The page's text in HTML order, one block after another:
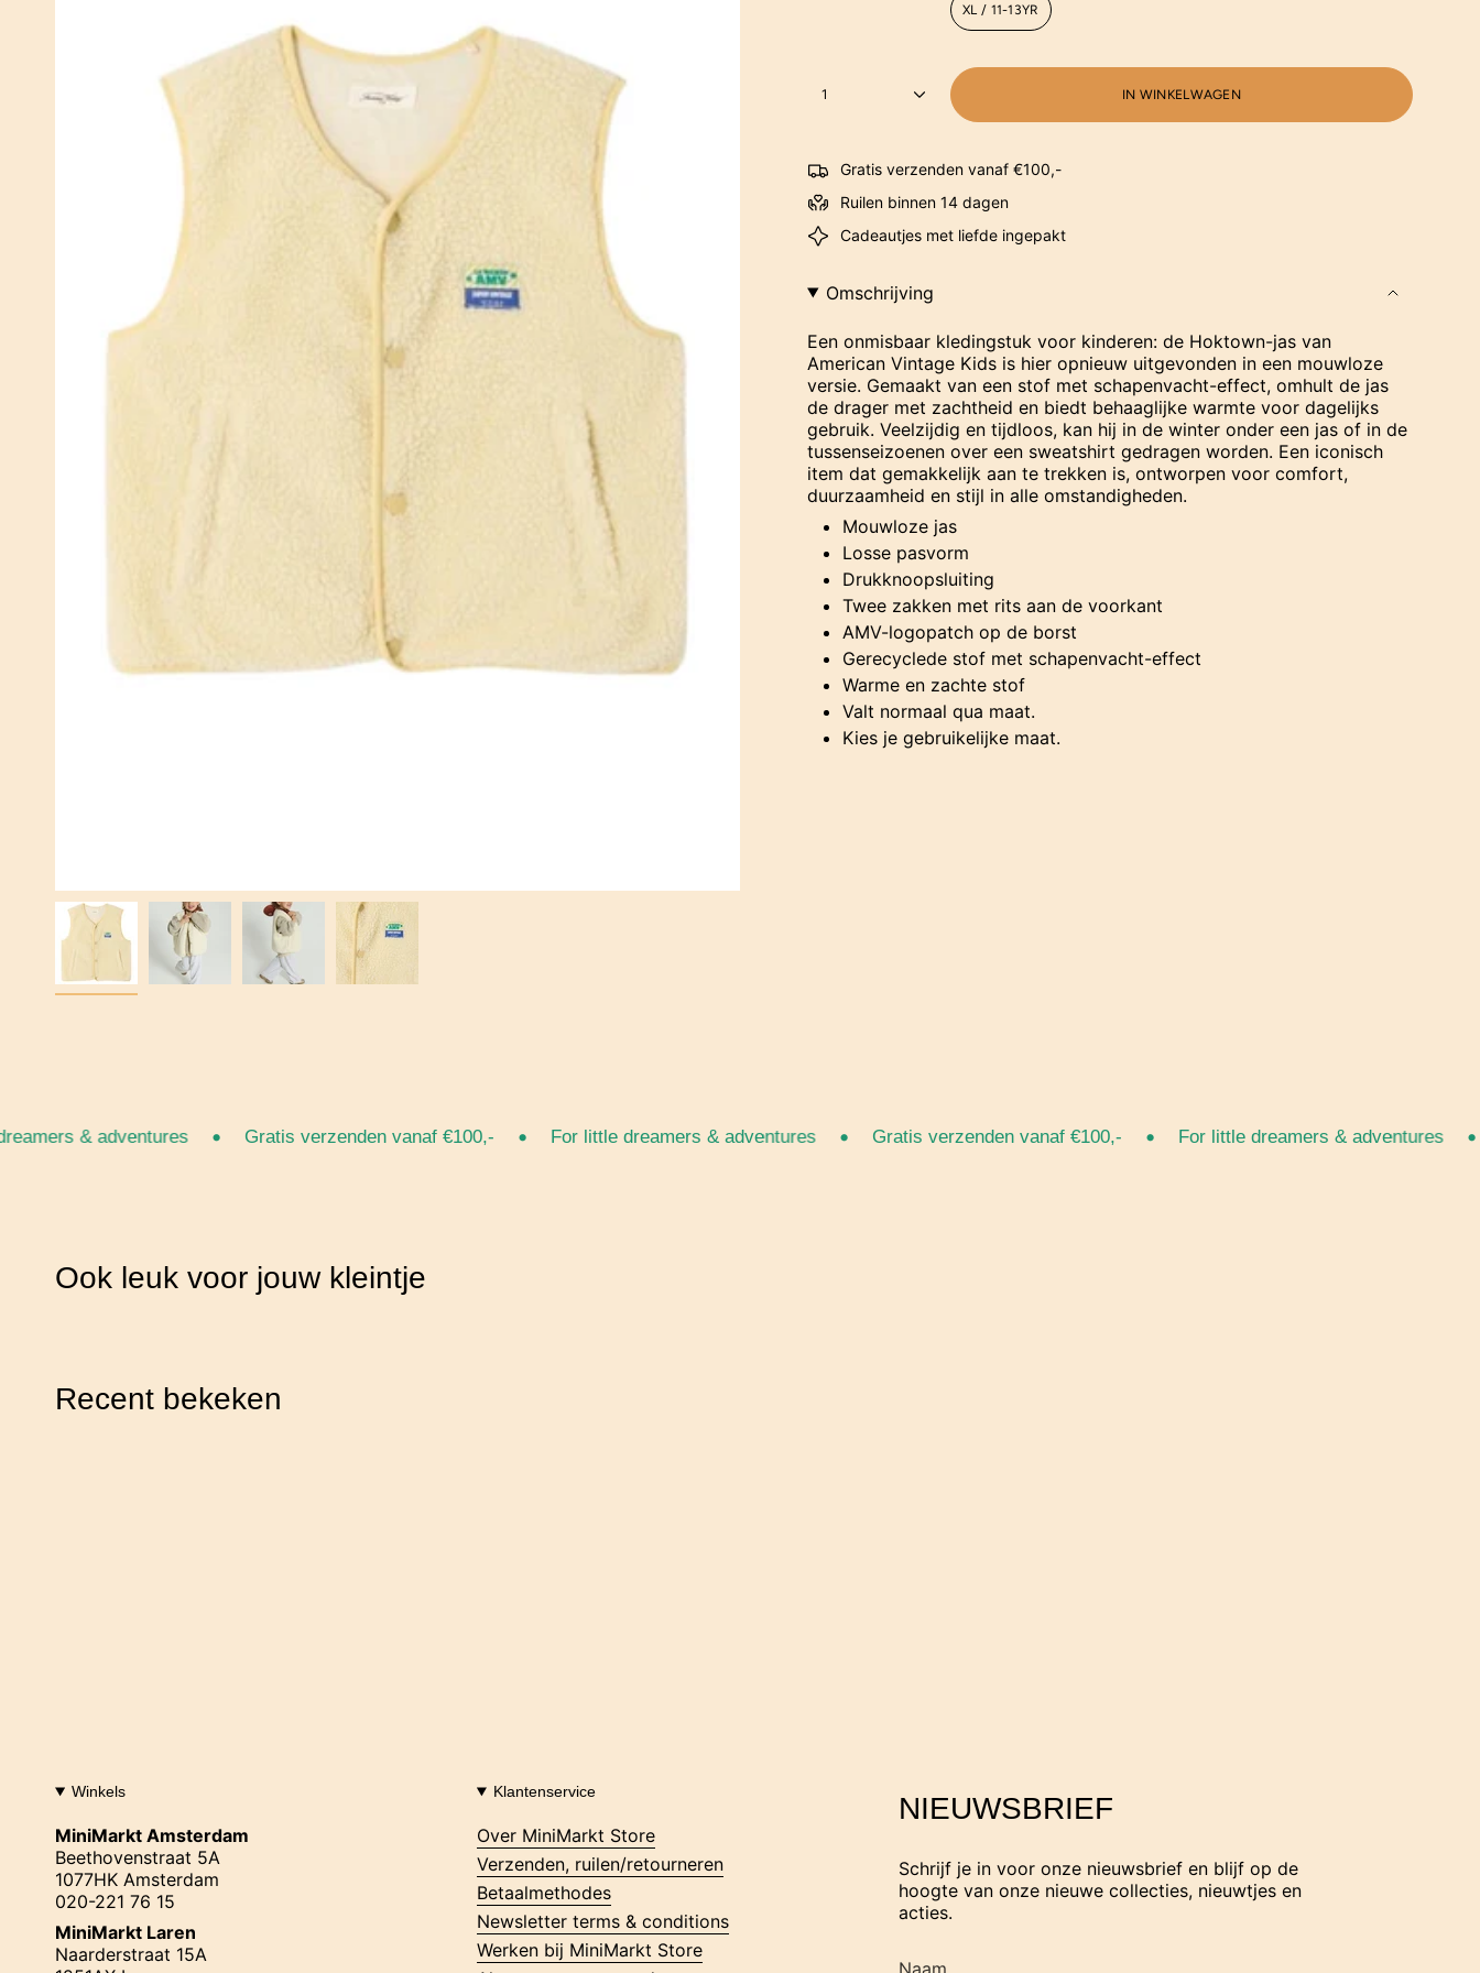
XL / 11-13YR
1 IN WINKELWAGEN
Gratis verzenden vanaf €100,-
Ruilen binnen 14 dagen
Cadeautjes met liefde ingepakt
Omschrijving
Een onmisbaar kledingstuk voor kinderen: de Hoktown-jas van
American Vintage Kids is hier opnieuw uitgevonden in een mouwloze
versie. Gemaakt van een stof met schapenvacht-effect, omhult de jas
de drager met zachtheid en biedt behaaglijke warmte voor dagelijks
gebruik. Veelzijdig en tijdloos, kan hij in de winter onder een jas of in de
tussenseizoenen over een sweatshirt gedragen worden. Een iconisch
item dat gemakkelijk aan te trekken is, ontworpen voor comfort,
duurzaamheid en stijl in alle omstandigheden.
Mouwloze jas
Losse pasvorm
Drukknoopsluiting
Twee zakken met rits aan de voorkant
AMV-logopatch op de borst
Gerecyclede stof met schapenvacht-effect
Warme en zachte stof
Valt normaal qua maat.
Kies je gebruikelijke maat.
& adventures • Gratis verzenden vanaf €100,- • For little dreamers & adventures • Gratis verzenden vanaf €100,- • For little dreamers & adventures •
Ook leuk voor jouw kleintje
Recent bekeken
Winkels
MiniMarkt Amsterdam
Beethovenstraat 5A
1077HK Amsterdam
020-221 76 15
MiniMarkt Laren
Naarderstraat 15A
Klantenservice
Over MiniMarkt Store
Verzenden, ruilen/retourneren
Betaalmethodes
Newsletter terms & conditions
Werken bij MiniMarkt Store
NIEUWSBRIEF
Schrijf je in voor onze nieuwsbrief en blijf op de
hoogte van onze nieuwe collecties, nieuwtjes en
acties.